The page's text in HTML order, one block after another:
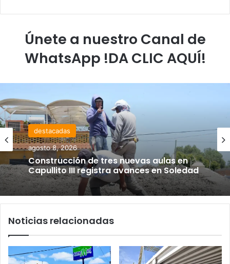
Únete a nuestro Canal de
WhatsApp !DA CLIC AQUÍ!
destacadas
agosto 8, 2026
Construcción de tres nuevas aulas en
Capullito III registra avances en Soledad
Noticias relacionadas